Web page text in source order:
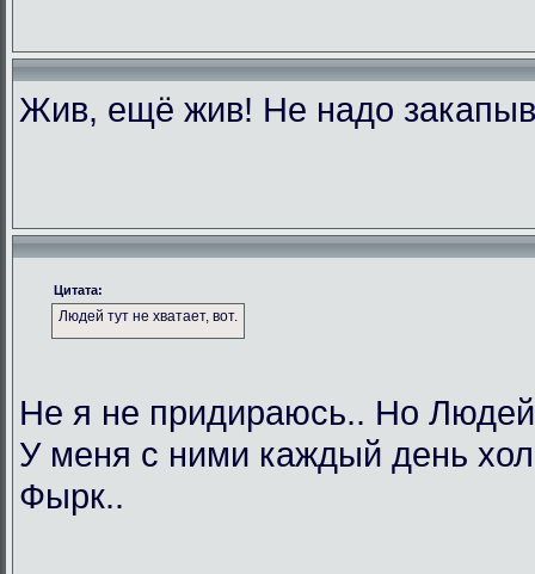
Жив, ещё жив! Не надо
Цитата:
Людей тут не хватает, вот.
Не я не придираюсь.. Но
У меня с ними каждый день
Фырк..